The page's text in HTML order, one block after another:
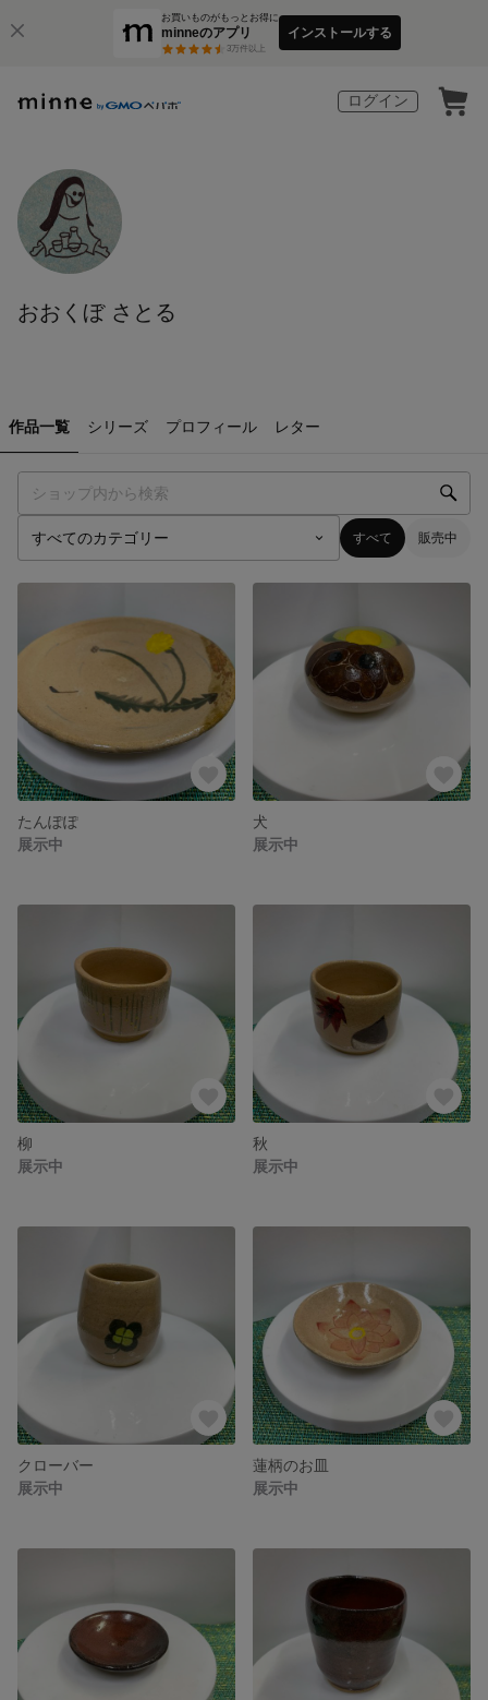
お買いものがもっとお得に
minneのアプリ
3万件以上
インストールする
ログイン
おおくぼ さとる
作品一覧 シリーズ プロフィール レター
すべて 販売中
たんぽぽ
展示中
犬
展示中
柳
展示中
秋
展示中
クローバー
展示中
蓮柄のお皿
展示中